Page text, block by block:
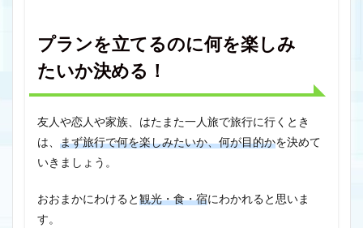
プランを立てるのに何を楽しみ
たいか決める！
友人や恋人や家族、はたまた一人旅で旅行に行くとき
は、 まず旅行で何を楽しみたいか、何が目的かを決めて
いきましょう。
おおまかにわけると 観光・食・宿にわかれると思いま
す。